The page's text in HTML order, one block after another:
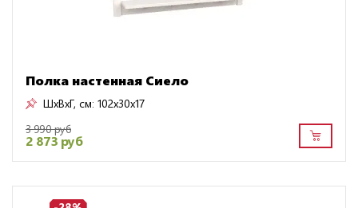
Полка настенная Сиело
ШxВxГ, см: 102x30x17
3 990 руб
2 873 руб